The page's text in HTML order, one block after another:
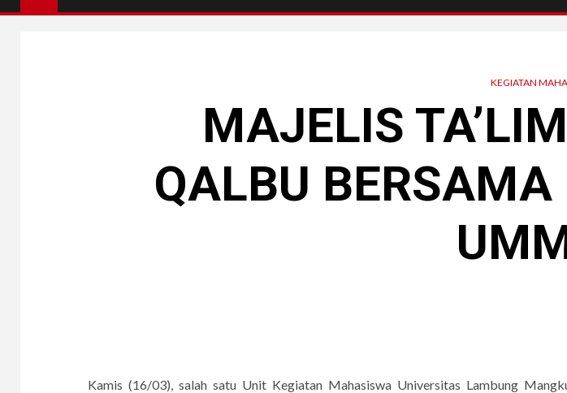
KEGIATAN
MAJELIS
QALBU
Kamis (16/03), salah satu Unit Kegiatan Mahasiswa Universitas Lambung